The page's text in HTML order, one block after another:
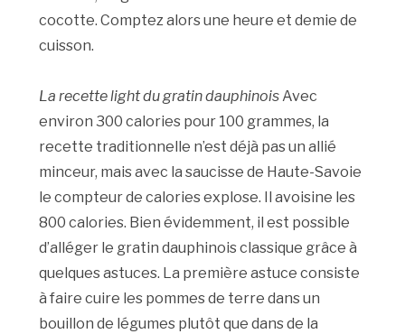
cocotte. Comptez alors une heure et demie de
cuisson.
La recette light du gratin dauphinoisAvec
environ 300 calories pour 100 grammes, la
recette traditionnelle n’est déjà pas un allié
minceur, mais avec la saucisse de Haute-Savoie
le compteur de calories explose. Il avoisine les
800 calories. Bien évidemment, il est possible
d’alléger le gratin dauphinois classique grâce à
quelques astuces. La première astuce consiste
à faire cuire les pommes de terre dans un
bouillon de légumes plutôt que dans de la